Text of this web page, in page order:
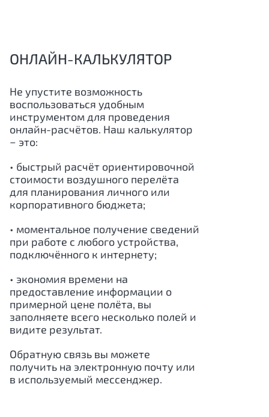
ОНЛАЙН-КАЛЬКУЛЯТОР
Не упустите возможность
воспользоваться удобным
инструментом для проведения
онлайн-расчётов. Наш калькулятор
− это:
• быстрый расчёт ориентировочной
стоимости воздушного перелёта
для планирования личного или
корпоративного бюджета;
• моментальное получение сведений
при работе с любого устройства,
подключённого к интернету;
• экономия времени на
предоставление информации о
примерной цене полёта, вы
заполняете всего несколько полей и
видите результат.
Обратную связь вы можете
получить на электронную почту или
в используемый мессенджер.